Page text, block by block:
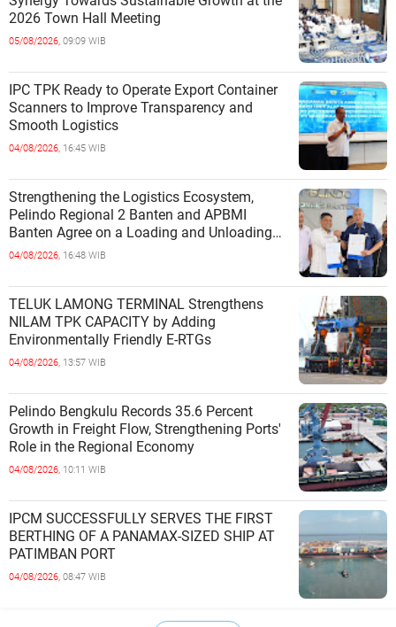
2026 Town Hall Meeting
05/08/2026, 09:09 WIB
IPC TPK Ready to Operate Export Container
Scanners to Improve Transparency and
Smooth Logistics
04/08/2026, 16:45 WIB
Strengthening the Logistics Ecosystem,
Pelindo Regional 2 Banten and APBMI
Banten Agree on a Loading and Unloading
Cooperation at Ciwandan Port
04/08/2026, 16:48 WIB
TELUK LAMONG TERMINAL Strengthens
NILAM TPK CAPACITY by Adding
Environmentally Friendly E-RTGs
04/08/2026, 13:57 WIB
Pelindo Bengkulu Records 35.6 Percent
Growth in Freight Flow, Strengthening Ports'
Role in the Regional Economy
04/08/2026, 10:11 WIB
IPCM SUCCESSFULLY SERVES THE FIRST
BERTHING OF A PANAMAX-SIZED SHIP AT
PATIMBAN PORT
04/08/2026, 08:47 WIB